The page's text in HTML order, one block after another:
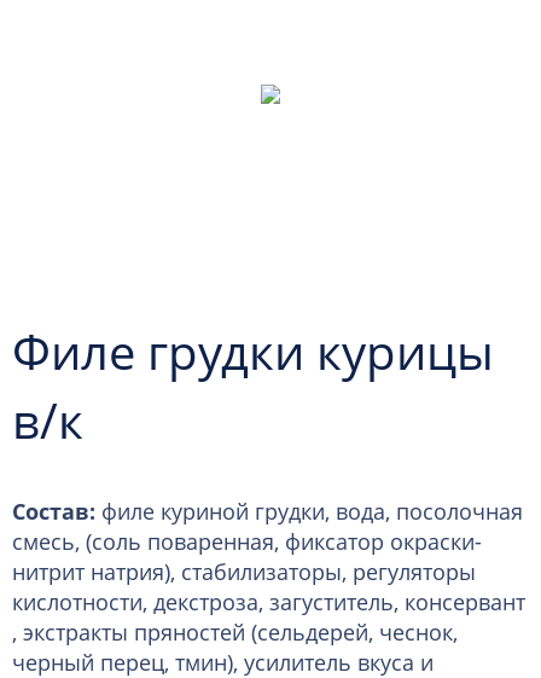
Филе грудки курицы
в/к
Состав: филе куриной грудки, вода, посолочная
смесь, (соль поваренная, фиксатор окраски-
нитрит натрия), стабилизаторы, регуляторы
кислотности, декстроза, загуститель, консервант
, экстракты пряностей (сельдерей, чеснок,
черный перец, тмин), усилитель вкуса и